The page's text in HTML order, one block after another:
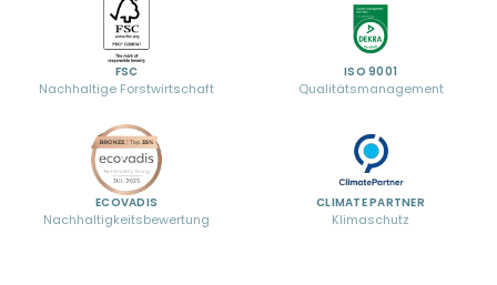
FSC
Nachhaltige Forstwirtschaft
ISO 9001
Qualitätsmanagement
ECOVADIS
Nachhaltigkeitsbewertung
CLIMATE PARTNER
Klimaschutz